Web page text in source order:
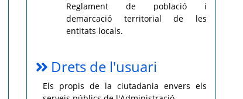
Reglament de població i
demarcació territorial de les
entitats locals.
Drets de l'usuari
Els propis de la ciutadania envers els